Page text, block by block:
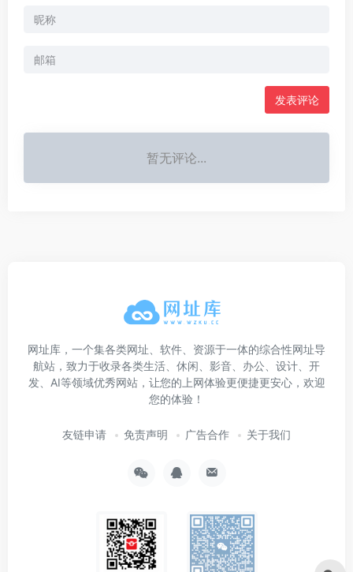
发表评论
暂无评论...
网址库，一个集各类网址、软件、资源于一体的综合性网址导
航站，致力于收录各类生活、休闲、影音、办公、设计、开
发、AI等领域优秀网站，让您的上网体验更便捷更安心，欢迎
您的体验！
友链申请 免责声明 广告合作 关于我们